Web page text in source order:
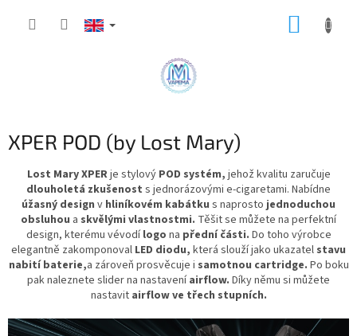
XPER POD (by Lost Mary)
Lost Mary XPERje stylový POD systém, jehož kvalitu zaručuje
dlouholetá zkušenost s jednorázovými e-cigaretami. Nabídne
úžasný design v hliníkovém kabátku s naprosto jednoduchou
obsluhou a skvělými vlastnostmi. Těšit se můžete na perfektní
design, kterému vévodílogo na přední části. Do toho výrobce
elegantně zakomponoval LED diodu, která slouží jako ukazatel stavu
nabitíbaterie,a zároveň prosvěcuje i samotnou cartridge. Po boku
pak naleznete slider na nastaveníairflow. Díky němu si můžete
nastavit airflow ve třech stupních.